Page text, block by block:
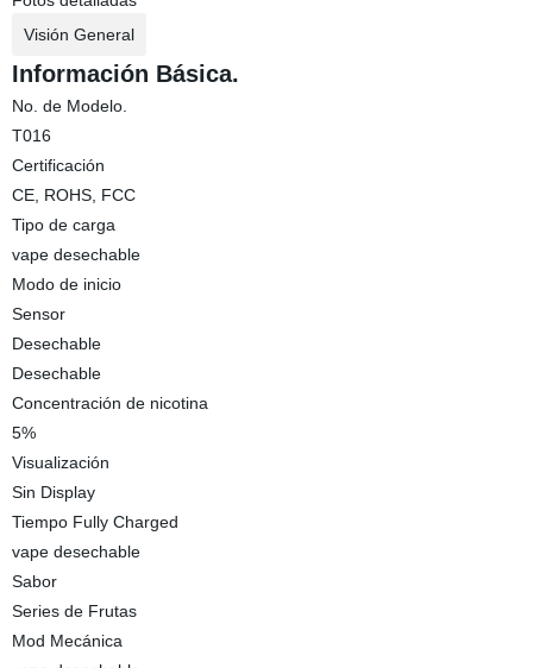
Visión General
Información Básica.
No. de Modelo.
T016
Certificación
CE, ROHS, FCC
Tipo de carga
vape desechable
Modo de inicio
Sensor
Desechable
Desechable
Concentración de nicotina
5%
Visualización
Sin Display
Tiempo Fully Charged
vape desechable
Sabor
Series de Frutas
Mod Mecánica